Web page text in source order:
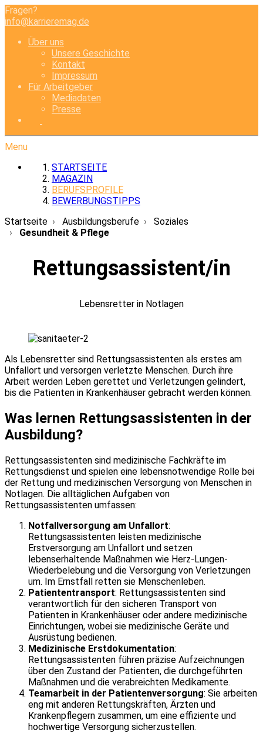
Fragen?
info@karrieremag.de
Über uns
Unsere Geschichte
Kontakt
Impressum
Für Arbeitgeber
Mediadaten
Presse
Menu
STARTSEITE
MAGAZIN
BERUFSPROFILE
BEWERBUNGSTIPPS
Startseite
Ausbildungsberufe
Soziales
Gesundheit & Pflege
Rettungsassistent/in
Lebensretter in Notlagen
Als Lebensretter sind Rettungsassistenten als erstes am
Unfallort und versorgen verletzte Menschen. Durch ihre
Arbeit werden Leben gerettet und Verletzungen gelindert,
bis die Patienten in Krankenhäuser gebracht werden können.
Was lernen Rettungsassistenten in der
Ausbildung?
Rettungsassistenten sind medizinische Fachkräfte im
Rettungsdienst und spielen eine lebensnotwendige Rolle bei
der Rettung und medizinischen Versorgung von Menschen in
Notlagen. Die alltäglichen Aufgaben von
Rettungsassistenten umfassen:
Notfallversorgung am Unfallort:
Rettungsassistenten leisten medizinische
Erstversorgung am Unfallort und setzen
lebenserhaltende Maßnahmen wie Herz-Lungen-
Wiederbelebung und die Versorgung von Verletzungen
um. Im Ernstfall retten sie Menschenleben.
Patiententransport: Rettungsassistenten sind
verantwortlich für den sicheren Transport von
Patienten in Krankenhäuser oder andere medizinische
Einrichtungen, wobei sie medizinische Geräte und
Ausrüstung bedienen.
Medizinische Erstdokumentation:
Rettungsassistenten führen präzise Aufzeichnungen
über den Zustand der Patienten, die durchgeführten
Maßnahmen und die verabreichten Medikamente.
Teamarbeit in der Patientenversorgung: Sie arbeiten
eng mit anderen Rettungskräften, Ärzten und
Krankenpflegern zusammen, um eine effiziente und
hochwertige Versorgung sicherzustellen.